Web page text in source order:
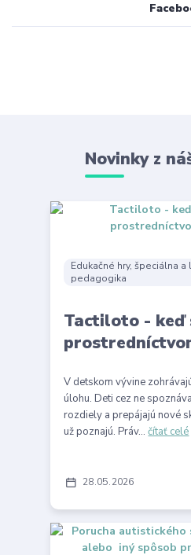
Novinky z
28 05 2026
Edukačné hry, špeciálna a
pedagogika
Tactiloto - keď
V detskom vývine
úlohu. Deti cez ne
rozdiely a prepájajú nové
už poznajú. Práv...čítať celé